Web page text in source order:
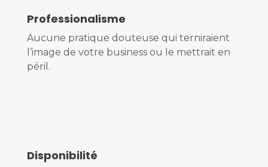
Professionalisme
Aucune pratique douteuse qui terniraient
l’image de votre business ou le mettrait en
péril.
Disponibilité